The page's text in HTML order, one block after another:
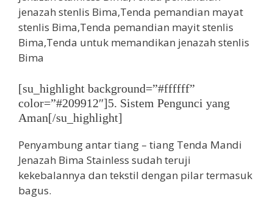
[su_highlight background=”#ffffff”
color=”#209912″]5. Sistem Pengunci yang
Aman[/su_highlight]
Penyambung antar tiang – tiang Tenda Mandi
Jenazah Bima Stainless sudah teruji
kekebalannya dan tekstil dengan pilar termasuk
bagus.